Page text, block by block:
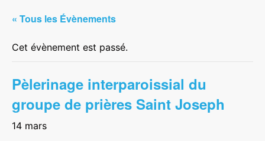
« Tous les Évènements
Cet évènement est passé.
Pèlerinage interparoissial du
groupe de prières Saint Joseph
14 mars